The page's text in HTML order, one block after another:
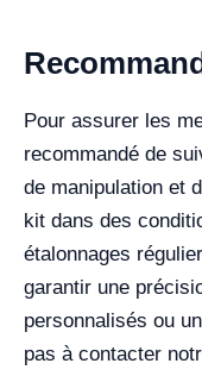
Pour assurer les
recommandé de
de manipulation et
kit dans des
étalonnages
garantir une
personnalisés ou
pas à contacter